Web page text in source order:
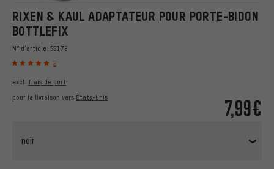
RIXEN & KAUL ADAPTATEUR POUR PORTE-BIDON
BOTTLEFIX
N° d'article: 55172
2
7,99€
excl. frais de port
pour la livraison vers États-Unis
noir